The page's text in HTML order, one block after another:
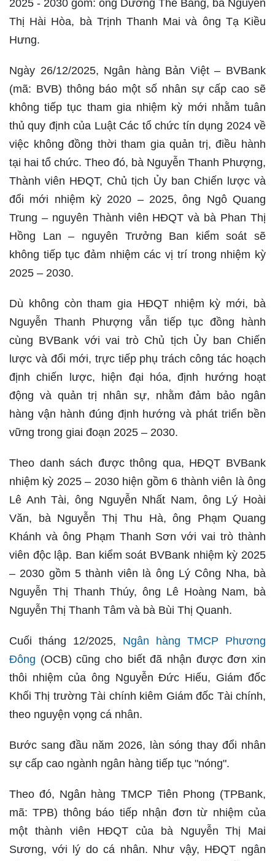
2025 - 2030 gồm: ông Dương Thế Bằng, bà Nguyễn
Thị Hài Hòa, bà Trịnh Thanh Mai và ông Tạ Kiều
Hưng.
Ngày 26/12/2025, Ngân hàng Bản Việt – BVBank
(mã: BVB) thông báo một số nhân sự cấp cao sẽ
không tiếp tục tham gia nhiệm kỳ mới nhằm tuân
thủ quy định của Luật Các tổ chức tín dụng 2024 về
việc không đồng thời tham gia quản trị, điều hành
tại hai tổ chức. Theo đó, bà Nguyễn Thanh Phượng,
Thành viên HĐQT, Chủ tịch Ủy ban Chiến lược và
đổi mới nhiệm kỳ 2020 – 2025, ông Ngô Quang
Trung – nguyên Thành viên HĐQT và bà Phan Thị
Hồng Lan – nguyên Trưởng Ban kiểm soát sẽ
không tiếp tục đảm nhiệm các vị trí trong nhiệm kỳ
2025 – 2030.
Dù không còn tham gia HĐQT nhiệm kỳ mới, bà
Nguyễn Thanh Phượng vẫn tiếp tục đồng hành
cùng BVBank với vai trò Chủ tịch Ủy ban Chiến
lược và đổi mới, trực tiếp phụ trách công tác hoạch
định chiến lược, hiện đại hóa, định hướng hoạt
động và quản trị nhân sự, nhằm đảm bảo ngân
hàng vận hành đúng định hướng và phát triển bền
vững trong giai đoạn 2025 – 2030.
Theo danh sách được thông qua, HĐQT BVBank
nhiệm kỳ 2025 – 2030 hiện gồm 6 thành viên là ông
Lê Anh Tài, ông Nguyễn Nhất Nam, ông Lý Hoài
Văn, bà Nguyễn Thị Thu Hà, ông Phạm Quang
Khánh và ông Phạm Thanh Sơn với vai trò thành
viên độc lập. Ban kiểm soát BVBank nhiệm kỳ 2025
– 2030 gồm 5 thành viên là ông Lý Công Nha, bà
Nguyễn Thị Thanh Thúy, ông Lê Hoàng Nam, bà
Nguyễn Thị Thanh Tâm và bà Bùi Thị Quanh.
Cuối tháng 12/2025, Ngân hàng TMCP Phương
Đông (OCB) cũng cho biết đã nhận được đơn xin
thôi nhiệm của ông Nguyễn Đức Hiếu, Giám đốc
Khối Thị trường Tài chính kiêm Giám đốc Tài chính,
theo nguyện vọng cá nhân.
Bước sang đầu năm 2026, làn sóng thay đổi nhân
sự cấp cao ngành ngân hàng tiếp tục "nóng".
Theo đó, Ngân hàng TMCP Tiên Phong (TPBank,
mã: TPB) thông báo tiếp nhận đơn từ nhiệm của
một thành viên HĐQT của bà Nguyễn Thị Mai
Sương, với lý do cá nhân. Như vậy, HĐQT ngân